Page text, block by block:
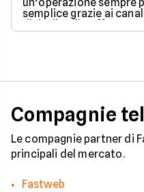
un’operazione sempre
semplice grazie ai
integrate con internet
Compagnie
Le compagnie partner di
principali del mercato.
Fastweb